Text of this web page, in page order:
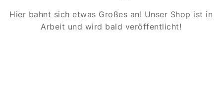
Hier bahnt sich etwas Großes an! Unser Shop ist in
Arbeit und wird bald veröffentlicht!